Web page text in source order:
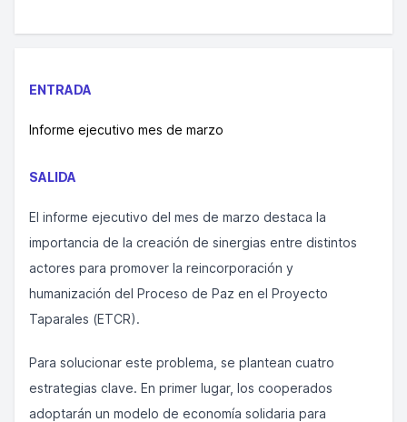
ENTRADA
Informe ejecutivo mes de marzo
SALIDA
El informe ejecutivo del mes de marzo destaca la
importancia de la creación de sinergias entre distintos
actores para promover la reincorporación y
humanización del Proceso de Paz en el Proyecto
Taparales (ETCR).
Para solucionar este problema, se plantean cuatro
estrategias clave. En primer lugar, los cooperados
adoptarán un modelo de economía solidaria para